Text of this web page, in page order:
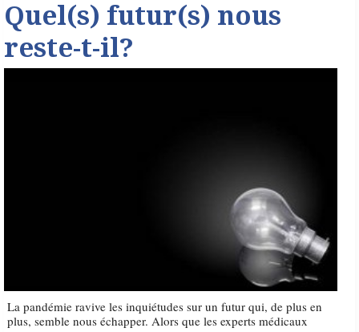
Quel(s) futur(s) nous
reste-t-il?
La pandémie ravive les inquiétudes sur un futur qui, de plus en
plus, semble nous échapper. Alors que les experts médicaux